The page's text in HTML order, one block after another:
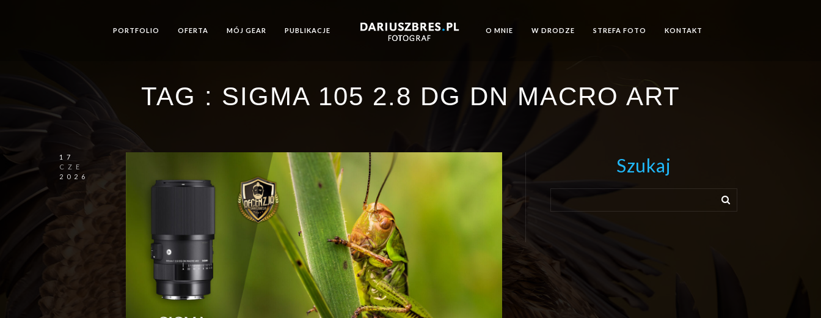
PORTFOLIO OFERTA MÓJ GEAR PUBLIKACJE O MNIE W DRODZE STREFA FOTO KONTAKT
TAG : SIGMA 105 2.8 DG DN MACRO ART
17
CZE
2026
Szukaj